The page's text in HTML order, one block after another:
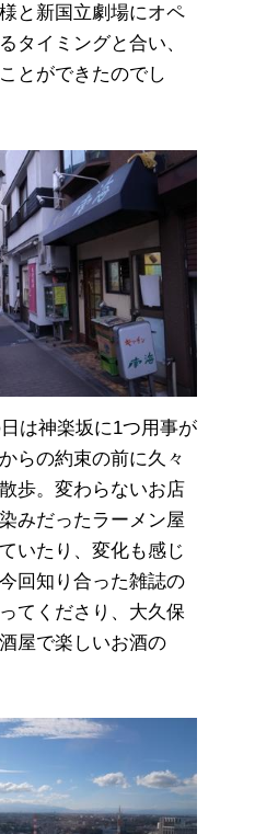
と新国立劇場にオペ
タイミングと合い、
とができたのでし
は神楽坂に1つ用事が
らの約束の前に久々
歩。変わらないお店
みだったラーメン屋
いたり、変化も感じ
回知り合った雑誌の
てくださり、大久保
屋で楽しいお酒の